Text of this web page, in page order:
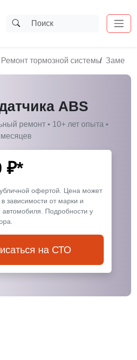
Ремонт тормозной системы Замена
ABS
ремонт • 10+ лет опыта •
₽*
офертой. Цена может
зависимости от марки и
Подробности у
на СТО